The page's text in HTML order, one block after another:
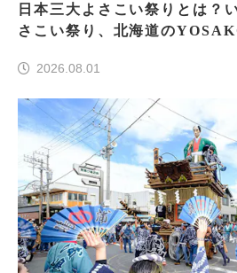
日本三大よさこい祭りとは？
さこい祭り、北海道の
2026.08.01